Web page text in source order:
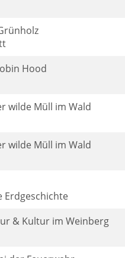
Hood
wilde Müll im Wald
wilde Müll im Wald
Erdgeschichte
& Kultur im Weinberg